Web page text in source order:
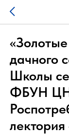
дачного
Школы
ФБУН